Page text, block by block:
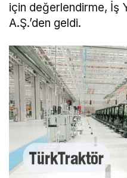
için değerlendirme, İş
A.Ş.’den geldi.